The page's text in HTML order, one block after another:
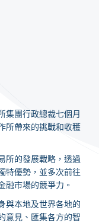
集團行政總裁七個月
所帶來的挑戰和收穫
所的發展戰略，透過
特優勢，並多次前往
融市場的競爭力。
與本地及世界各地的
意見、匯集各方的智